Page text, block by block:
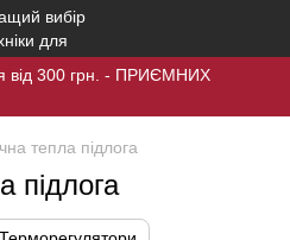
від 300 грн. - ПРИЄМНИХ
тепла підлога
підлога